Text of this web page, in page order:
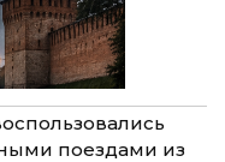
поездами из